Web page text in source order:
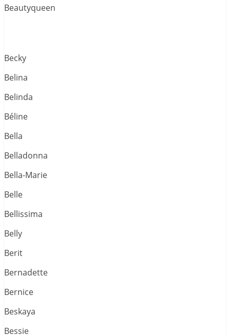
Beautyqueen
Becky
Belina
Belinda
Béline
Bella
Belladonna
Bella-Marie
Belle
Bellissima
Belly
Berit
Bernadette
Bernice
Beskaya
Bessie